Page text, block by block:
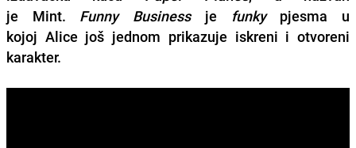
je Mint. Funny Businessje funkypjesma u
kojoj Alice još jednom prikazuje iskreni i otvoreni
karakter.